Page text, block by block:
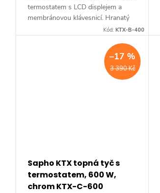
termostatem s LCD displejem a
membránovou klávesnicí. Hranatý
design vhodný pro všechny typy
Kód:KTX-B-400
3 390 Kč
–17 %
Sapho KTX topná tyč s
termostatem, 600 W,
chrom KTX-C-600